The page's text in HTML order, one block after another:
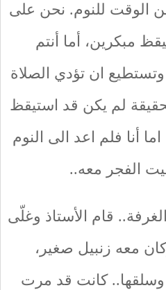
الوقت للنوم. نحن على
مبكرين، أما أنتم
ان تؤدي الصلاة
لم يكن قد استيقظ
أنا فلم اعد الى النوم
الفجر معه..
قام الأستاذ وغلّى
معه زنبيل صغير،
وسلقها.. كانت قد مرت